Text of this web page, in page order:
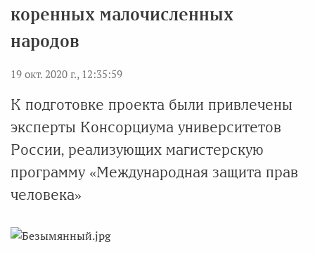
коренных малочисленных
народов
19 окт. 2020 г., 12:35:59
К подготовке проекта были привлечены
эксперты Консорциума университетов
России, реализующих магистерскую
программу «Международная защита прав
человека»